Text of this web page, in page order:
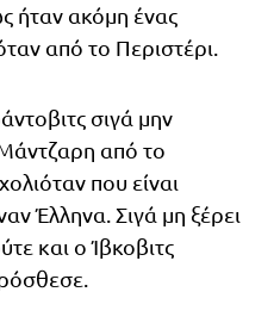
ήταν ακόμη ένας
από το Περιστέρι.
σιγά μην
από το
που είναι
Έλληνα. Σιγά μη ξέρει
και ο Ίβκοβιτς